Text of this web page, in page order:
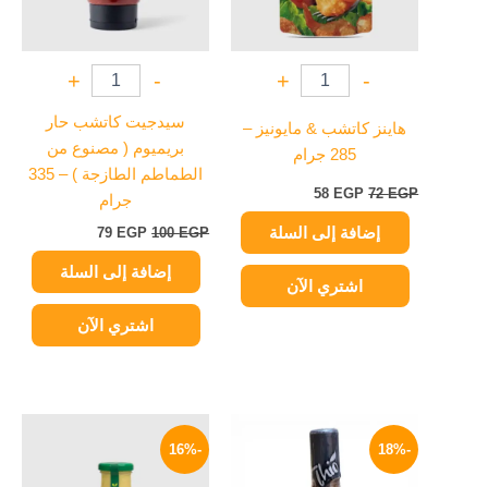
-
+
هاينز كاتشب & مايونيز –
285 جرام
72EGP
58 EGP
إضافة إلى السلة
اشتري الآن
-
+
سيدجيت كاتشب حار
بريميوم ( مصنوع من
الطماطم الطازجة ) – 335
جرام
100EGP
79 EGP
إضافة إلى السلة
اشتري الآن
-18%
الأصلي
الحالي
هو:
45 EGP.
-16%
هو:
250 EGP.